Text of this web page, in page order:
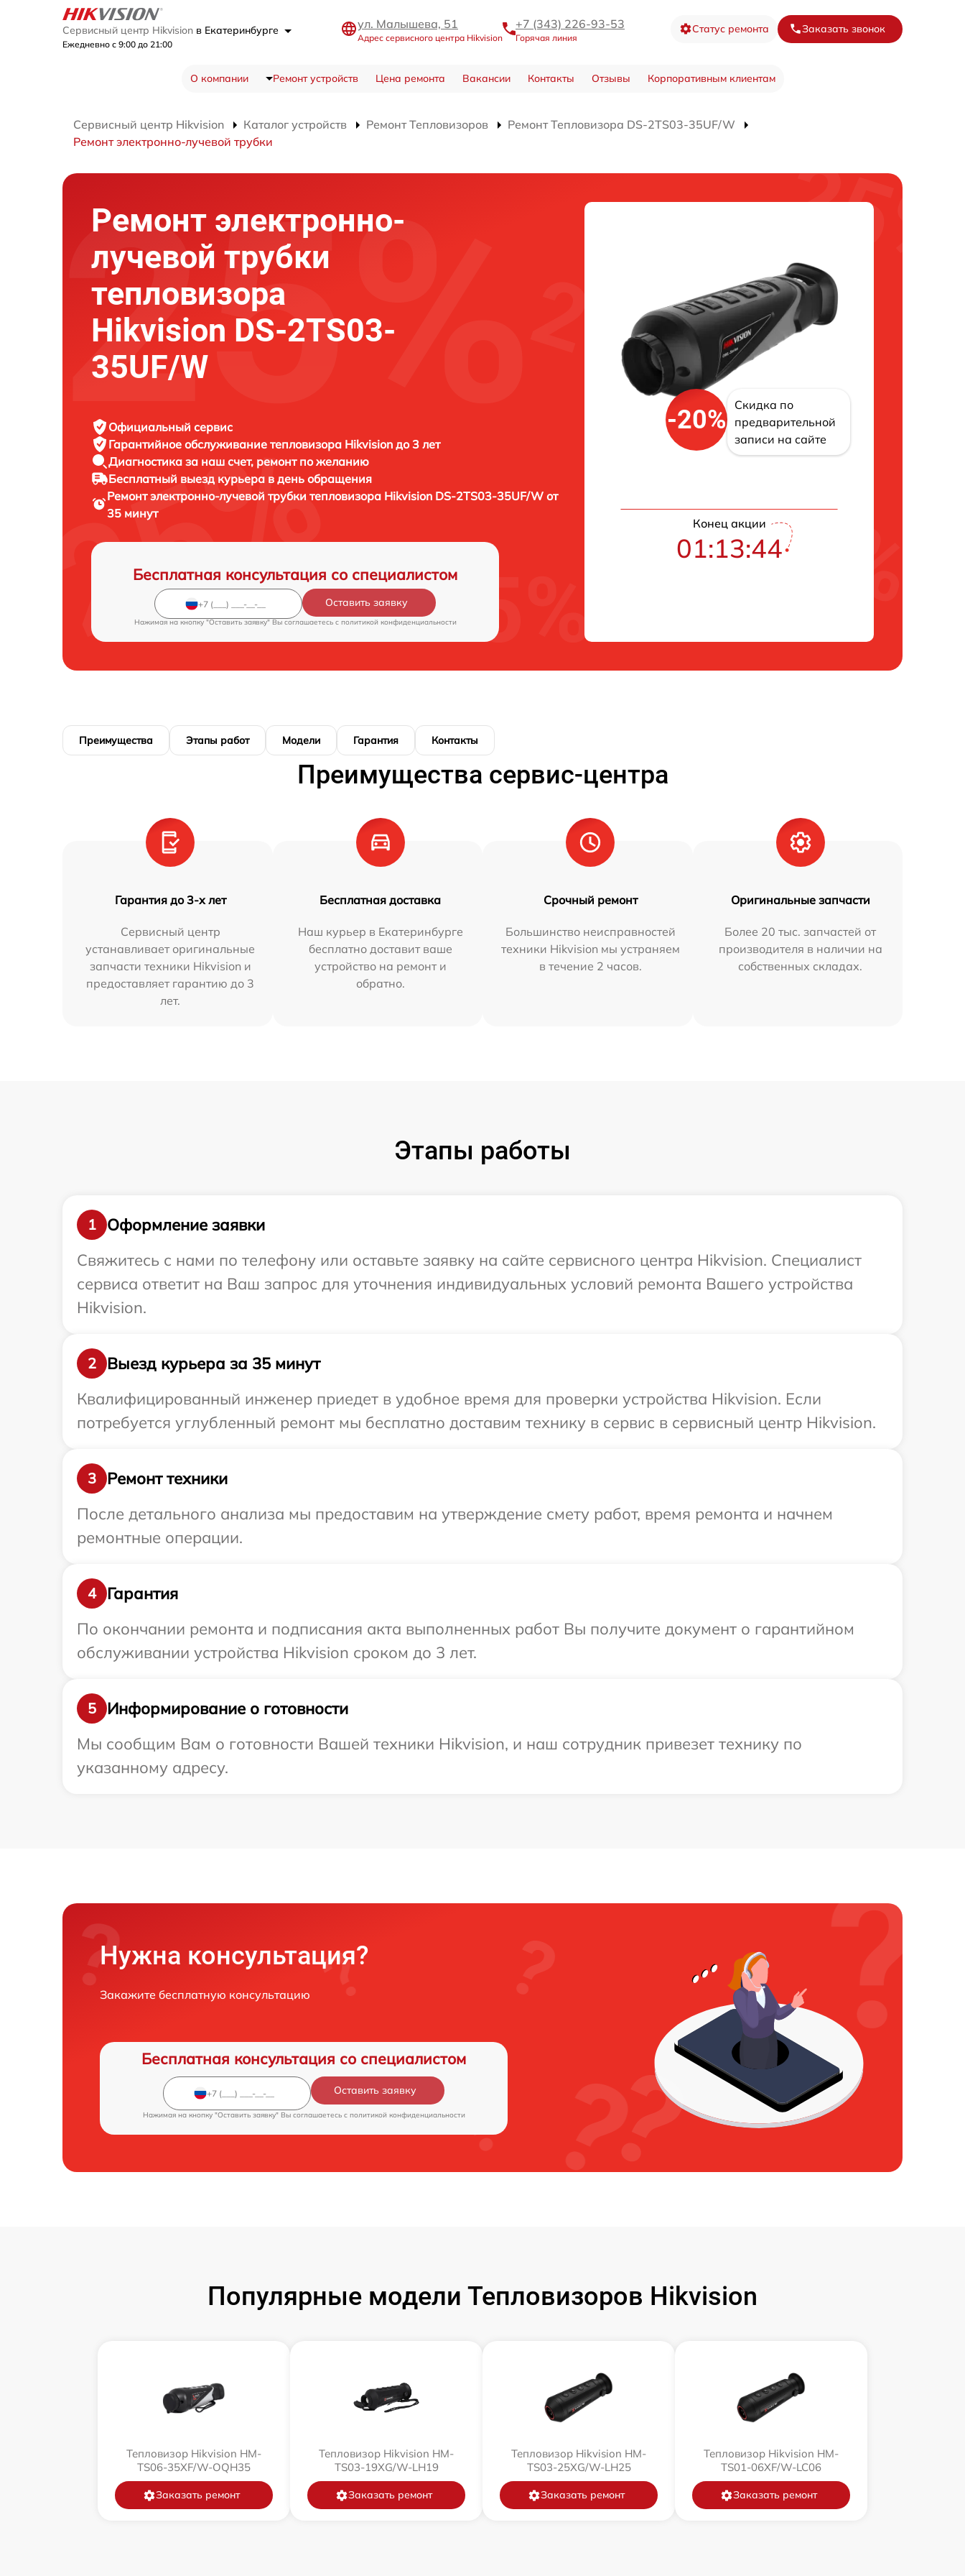
Сервисный центр Hikvision в Екатеринбурге
Ежедневно с 9:00 до 21:00
ул. Малышева, 51
Адрес сервисного центра Hikvision
+7 (343) 226-93-53
Горячая линия
Статус ремонта Заказать звонок
О компании Ремонт устройств Цена ремонта Вакансии Контакты Отзывы Корпоративным клиентам
Сервисный центр Hikvision Каталог устройств Ремонт Тепловизоров
Ремонт Тепловизора DS-2TS03-35UF/W
Ремонт электронно-лучевой трубки
Ремонт электронно-
лучевой трубки
тепловизора
Hikvision DS-2TS03-
35UF/W
Официальный сервис
Гарантийное обслуживание тепловизора Hikvision до 3 лет
Диагностика за наш счет, ремонт по желанию
Бесплатный выезд курьера в день обращения
Ремонт электронно-лучевой трубки тепловизора Hikvision DS-2TS03-35UF/W от
35 минут
Бесплатная консультация со специалистом
Оставить заявку
Нажимая на кнопку "Оставить заявку" Вы соглашаетесь c политикой конфиденциальности
-20%
Скидка по
предварительной
записи на сайте
Конец акции
01:13:43
Преимущества Этапы работ Модели Гарантия Контакты
Преимущества сервис-центра
Гарантия до 3-х лет
Сервисный центр
устанавливает оригинальные
запчасти техники Hikvision и
предоставляет гарантию до 3
лет.
Бесплатная доставка
Наш курьер в Екатеринбурге
бесплатно доставит ваше
устройство на ремонт и
обратно.
Срочный ремонт
Большинство неисправностей
техники Hikvision мы устраняем
в течение 2 часов.
Оригинальные запчасти
Более 20 тыс. запчастей от
производителя в наличии на
собственных складах.
Этапы работы
1
Оформление заявки
Свяжитесь с нами по телефону или оставьте заявку на сайте сервисного центра Hikvision. Специалист
сервиса ответит на Ваш запрос для уточнения индивидуальных условий ремонта Вашего устройства
Hikvision.
2
Выезд курьера за 35 минут
Квалифицированный инженер приедет в удобное время для проверки устройства Hikvision. Если
потребуется углубленный ремонт мы бесплатно доставим технику в сервис в сервисный центр Hikvision.
3
Ремонт техники
После детального анализа мы предоставим на утверждение смету работ, время ремонта и начнем
ремонтные операции.
4
Гарантия
По окончании ремонта и подписания акта выполненных работ Вы получите документ о гарантийном
обслуживании устройства Hikvision сроком до 3 лет.
5
Информирование о готовности
Мы сообщим Вам о готовности Вашей техники Hikvision, и наш сотрудник привезет технику по
указанному адресу.
Нужна консультация?
Закажите бесплатную консультацию
Бесплатная консультация со специалистом
Оставить заявку
Нажимая на кнопку "Оставить заявку" Вы соглашаетесь c политикой конфиденциальности
Популярные модели Тепловизоров Hikvision
Тепловизор Hikvision HM-
TS06-35XF/W-OQH35
Заказать ремонт
Тепловизор Hikvision HM-
TS03-19XG/W-LH19
Заказать ремонт
Тепловизор Hikvision HM-
TS03-25XG/W-LH25
Заказать ремонт
Тепловизор Hikvision HM-
TS01-06XF/W-LC06
Заказать ремонт